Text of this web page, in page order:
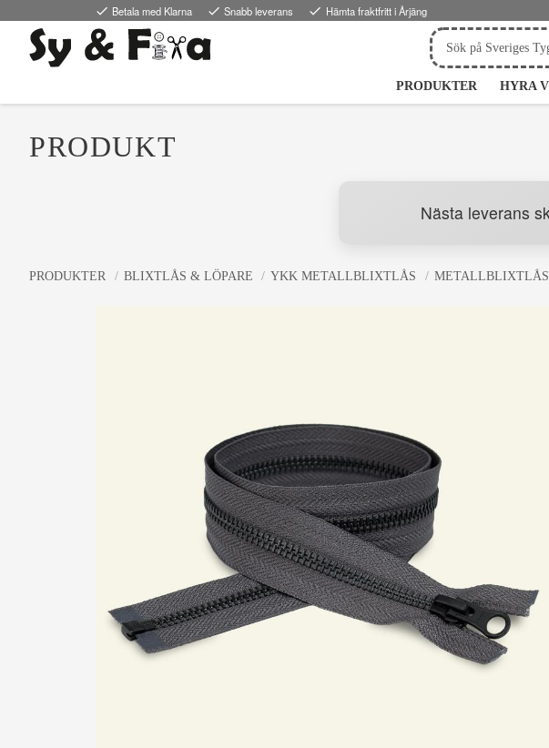
done Betala med Klarna done Snabb leverans done Hämta fraktfritt i Årjäng
PRODUKTER HYRA
PRODUKT
Nästa leverans
PRODUKTER BLIXTLÅS & LÖPARE YKK METALLBLIXTLÅS